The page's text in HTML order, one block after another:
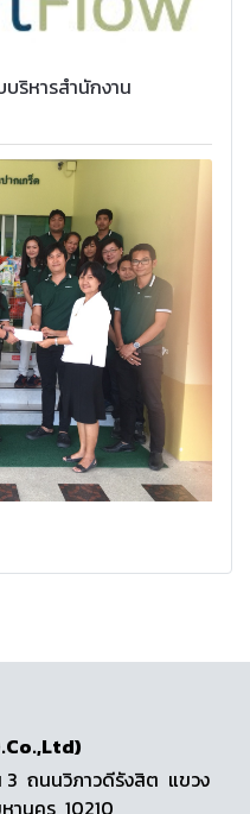
บริหารสำนักงาน
3 ถนนวิภาวดีรังสิต แขวง